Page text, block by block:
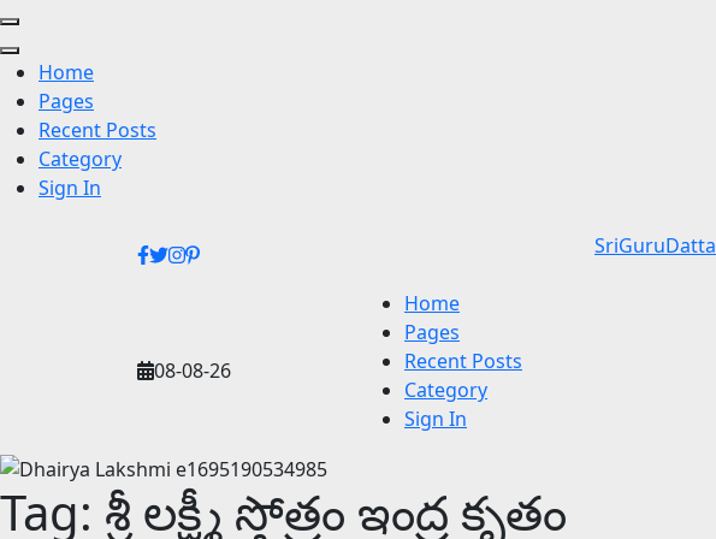
Home
Pages
Recent Posts
Category
Sign In
SriGuruDatta
08-08-26
Home
Pages
Recent Posts
Category
Sign In
Tag: శ్రీ లక్ష్మీ స్తోత్రం ఇంద్ర కృతం